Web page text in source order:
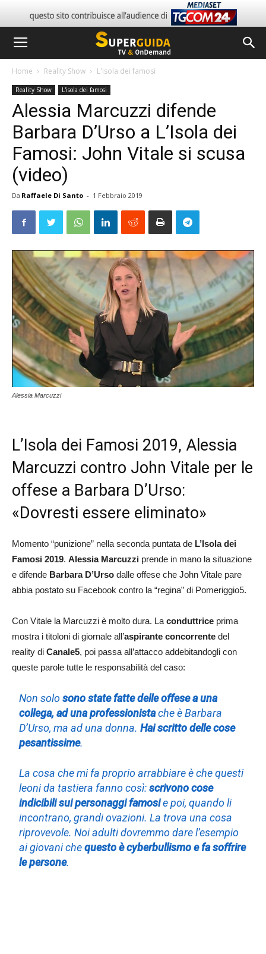
Home Reality Show L'isola dei famosi
Reality Show L'isola dei famosi
Alessia Marcuzzi difende
Barbara D’Urso a L’Isola dei
Famosi: John Vitale si scusa
(video)
Da Raffaele Di Santo - 1 Febbraio 2019
Alessia Marcuzzi
L’Isola dei Famosi 2019, Alessia
Marcuzzi contro John Vitale per le
offese a Barbara D’Urso:
«Dovresti essere eliminato»
Momento “punizione” nella seconda puntata de L’Isola dei
Famosi 2019. Alessia Marcuzzi prende in mano la situazione
e difende Barbara D’Urso dalle offese che John Vitale pare
abbia postato su Facebook contro la “regina” di Pomeriggio5.
Con Vitale la Marcuzzi è molto dura. La conduttrice prima
mostra i titoloni di giornale all’aspirante concorrente del
reality di Canale5, poi passa all’attacco addebitandogli con
queste parole tutte le responsabilità del caso:
Non solosono state fatte delle offese a una
collega, ad una professionistache è Barbara
D’Urso, ma ad una donna.Hai scritto delle cose
pesantissime.
La cosa che mi fa proprio arrabbiare è che questi
leoni da tastiera fanno così:scrivono cose
indicibili sui personaggi famosie poi, quando li
incontrano, grandi ovazioni. La trova una cosa
riprovevole. Noi adulti dovremmo dare l’esempio
ai giovani chequesto è cyberbullismo e fa soffrire
le persone.